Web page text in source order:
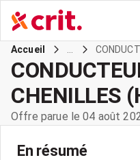
Accueil
CHENILLES
Offre parue le 04 août
En résumé